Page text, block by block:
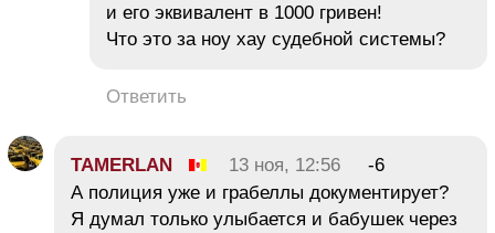
и его эквивалент в 1000 гривен!
Что это за ноу хау судебной системы?
Ответить
TAMERLAN 13 ноя, 12:56
-6
А полиция уже и грабеллы документирует?
Я думал только улыбается и бабушек через